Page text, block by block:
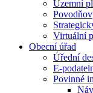
Územní
Virtuální
Obecní úřad
Úřední
E-
Povinné